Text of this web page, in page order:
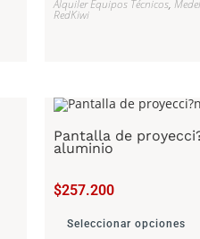
Alquiler Equipos Técnicos,
RedKiwi
Pantalla de
aluminio
$257.200
Seleccionar opciones